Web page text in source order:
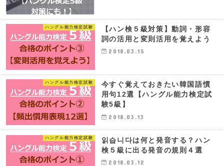
ハングル能力検定試験
【ハン検５級対策】動詞・形容
詞の活用と変則活用を覚えよう
2018.03.15
ハングル能力検定試験
今すぐ覚えておきたい韓国語慣
用句12選【ハングル能力検定試
験5級】
2018.03.13
ハングル能力検定試験
읽습니다は何と発音する？ハン
検５級に出る発音の規則４選
2018.03.12